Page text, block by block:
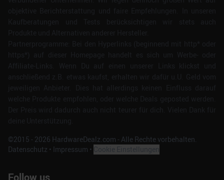
©2015 - 2026 HardwareDealz.com - Alle Rechte vorbehalten.
Datenschutz • Impressum •